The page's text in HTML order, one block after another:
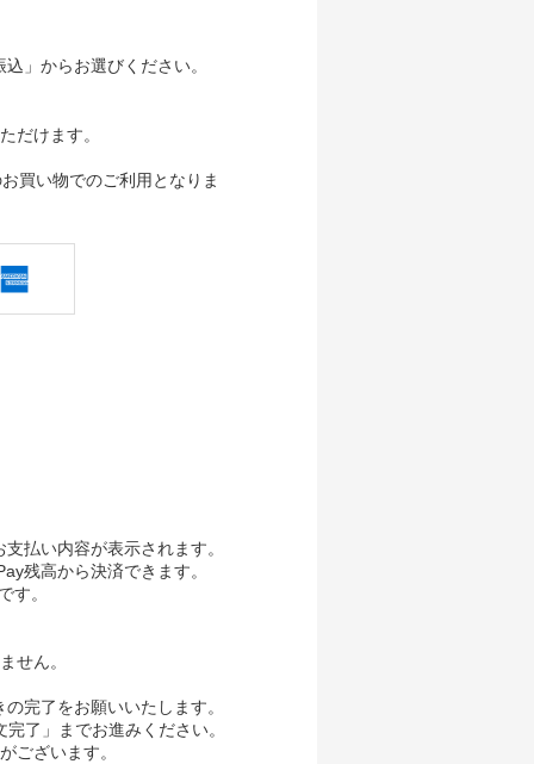
」からお選びください。
だけます。
買い物でのご利用となりま
払い内容が表示されます。
残高から決済できます。
す。
せん。
完了をお願いいたします。
了」までお進みください。
ございます。